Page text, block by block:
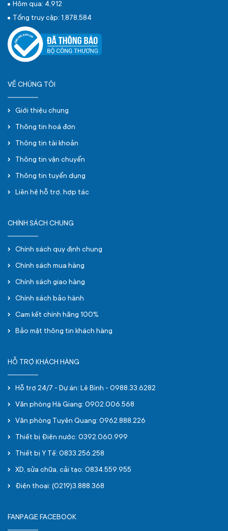
Hôm qua: 4,912
Tổng truy cập: 1,878,584
VỀ CHÚNG TÔI
Giới thiệu chung
Thông tin hoá đơn
Thông tin tài khoản
Thông tin vận chuyển
Thông tin tuyển dụng
Liên hệ hỗ trợ, hợp tác
CHÍNH SÁCH CHUNG
Chính sách quy định chung
Chính sách mua hàng
Chính sách giao hàng
Chính sách bảo hành
Cam kết chính hãng 100%
Bảo mật thông tin khách hàng
HỖ TRỢ KHÁCH HÀNG
Hỗ trợ 24/7 - Dự án: Lê Bình - 0988.33.6282
Văn phòng Hà Giang: 0902.006.568
Văn phòng Tuyên Quang: 0962.888.226
Thiết bị Điện nước: 0392.060.999
Thiết bị Y Tế: 0833.256.258
XD, sửa chữa, cải tạo: 0834.559.955
Điện thoại: (0219)3.888.368
FANPAGE FACEBOOK